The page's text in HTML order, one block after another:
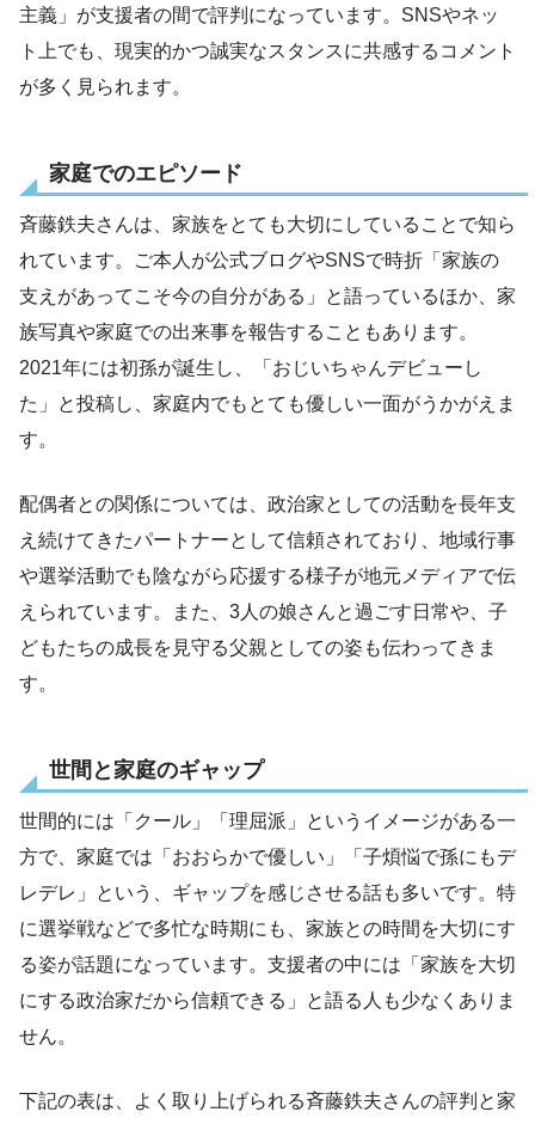
主義」が支援者の間で評判になっています。SNSやネッ
ト上でも、現実的かつ誠実なスタンスに共感するコメント
が多く見られます。
家庭でのエピソード
斉藤鉄夫さんは、家族をとても大切にしていることで知ら
れています。ご本人が公式ブログやSNSで時折「家族の
支えがあってこそ今の自分がある」と語っているほか、家
族写真や家庭での出来事を報告することもあります。
2021年には初孫が誕生し、「おじいちゃんデビューし
た」と投稿し、家庭内でもとても優しい一面がうかがえま
す。
配偶者との関係については、政治家としての活動を長年支
え続けてきたパートナーとして信頼されており、地域行事
や選挙活動でも陰ながら応援する様子が地元メディアで伝
えられています。また、3人の娘さんと過ごす日常や、子
どもたちの成長を見守る父親としての姿も伝わってきま
す。
世間と家庭のギャップ
世間的には「クール」「理屈派」というイメージがある一
方で、家庭では「おおらかで優しい」「子煩悩で孫にもデ
レデレ」という、ギャップを感じさせる話も多いです。特
に選挙戦などで多忙な時期にも、家族との時間を大切にす
る姿が話題になっています。支援者の中には「家族を大切
にする政治家だから信頼できる」と語る人も少なくありま
せん。
下記の表は、よく取り上げられる斉藤鉄夫さんの評判と家